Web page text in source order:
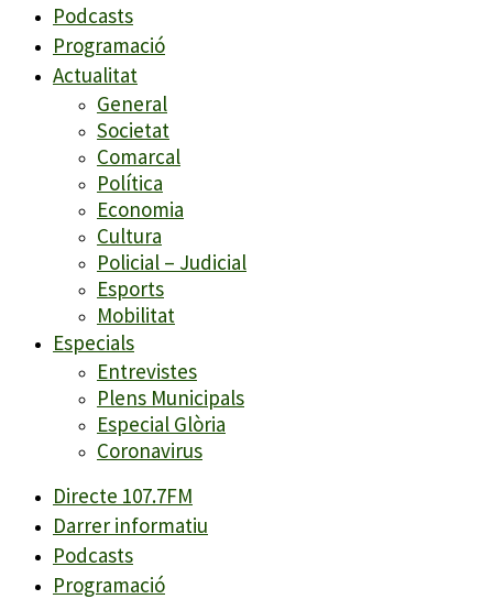
Podcasts
Programació
Actualitat
General
Societat
Comarcal
Política
Economia
Cultura
Policial – Judicial
Esports
Mobilitat
Especials
Entrevistes
Plens Municipals
Especial Glòria
Coronavirus
Directe 107.7FM
Darrer informatiu
Podcasts
Programació